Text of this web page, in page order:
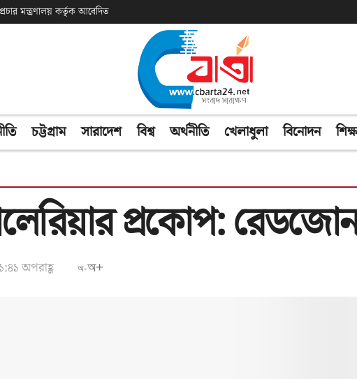
মন্ত্রণালয় কর্তৃক আবেদিত
চট্টগ্রাম সারাদেশ বিশ্ব অর্থনীতি খেলাধুলা বিনোদন
প্রকোপ:
অপরাহ্ণ অ-অ+